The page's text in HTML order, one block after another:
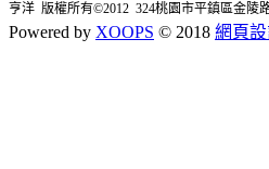
Sunray
亨洋 版權所有©2012 324桃園市平鎮區金陵
Powered by XOOPS © 2018 網頁